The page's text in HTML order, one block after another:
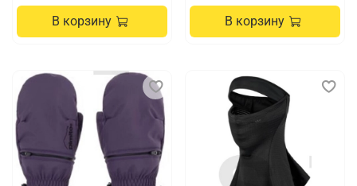
В корзину В корзину